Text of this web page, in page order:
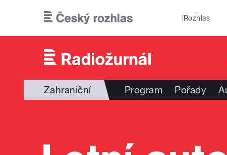
iRozhlas
Zahraniční Program Pořady